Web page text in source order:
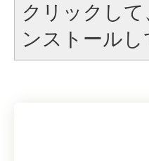
クリックし
ンストールし